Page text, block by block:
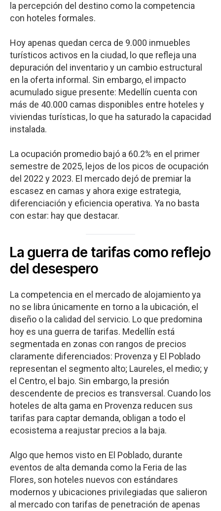
la percepción del destino como la competencia
con hoteles formales.
Hoy apenas quedan cerca de 9.000 inmuebles
turísticos activos en la ciudad, lo que refleja una
depuración del inventario y un cambio estructural
en la oferta informal. Sin embargo, el impacto
acumulado sigue presente: Medellín cuenta con
más de 40.000 camas disponibles entre hoteles y
viviendas turísticas, lo que ha saturado la capacidad
instalada.
La ocupación promedio bajó a 60.2% en el primer
semestre de 2025, lejos de los picos de ocupación
del 2022 y 2023. El mercado dejó de premiar la
escasez en camas y ahora exige estrategia,
diferenciación y eficiencia operativa. Ya no basta
con estar: hay que destacar.
La guerra de tarifas como reflejo
del desespero
La competencia en el mercado de alojamiento ya
no se libra únicamente en torno a la ubicación, el
diseño o la calidad del servicio. Lo que predomina
hoy es una guerra de tarifas. Medellín está
segmentada en zonas con rangos de precios
claramente diferenciados: Provenza y El Poblado
representan el segmento alto; Laureles, el medio; y
el Centro, el bajo. Sin embargo, la presión
descendente de precios es transversal. Cuando los
hoteles de alta gama en Provenza reducen sus
tarifas para captar demanda, obligan a todo el
ecosistema a reajustar precios a la baja.
Algo que hemos visto en El Poblado, durante
eventos de alta demanda como la Feria de las
Flores, son hoteles nuevos con estándares
modernos y ubicaciones privilegiadas que salieron
al mercado con tarifas de penetración de apenas